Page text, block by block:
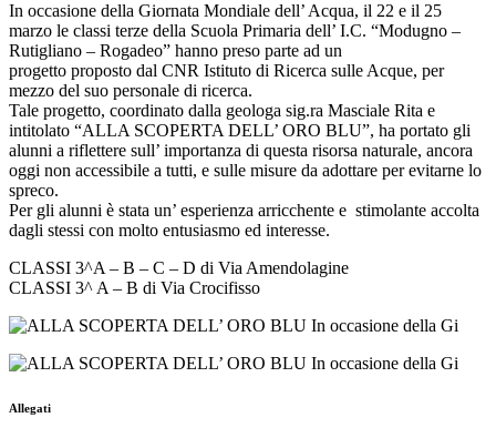
In occasione della Giornata Mondiale dell’ Acqua, il 22 e il 25
marzo le classi terze della Scuola Primaria dell’ I.C. “Modugno –
Rutigliano – Rogadeo” hanno preso parte ad un
progetto proposto dal CNR Istituto di Ricerca sulle Acque, per
mezzo del suo personale di ricerca.
Tale progetto, coordinato dalla geologa sig.ra Masciale Rita e
intitolato “ALLA SCOPERTA DELL’ ORO BLU”, ha portato gli
alunni a riflettere sull’ importanza di questa risorsa naturale, ancora
oggi non accessibile a tutti, e sulle misure da adottare per evitarne lo
spreco.
Per gli alunni è stata un’ esperienza arricchente e stimolante accolta
dagli stessi con molto entusiasmo ed interesse.
CLASSI 3^A – B – C – D di Via Amendolagine
CLASSI 3^ A – B di Via Crocifisso
Allegati